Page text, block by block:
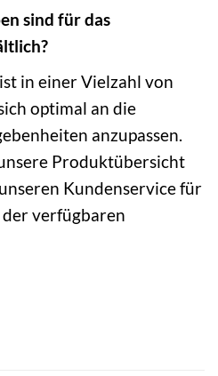
sind für das
in einer Vielzahl von
optimal an die
anzupassen.
Produktübersicht
Kundenservice für
verfügbaren